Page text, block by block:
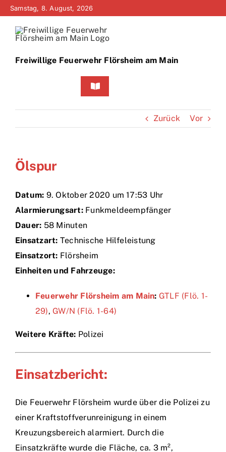
Zum
springen
Samstag, 8. August, 2026
Freiwillige Feuerwehr Flörsheim am Main
Toggle
Home
Bürgerinfo
Über uns
Technik
Zurück Vor
Ölspur
Datum: 9. Oktober 2020 um 17:53 Uhr
Alarmierungsart:Funkmeldeempfänger
Dauer: 58 Minuten
Einsatzart: Technische Hilfeleistung
Einsatzort: Flörsheim
Einheiten und Fahrzeuge:
Feuerwehr Flörsheim am Main: GTLF (Flö. 1-
29), GW/N (Flö. 1-64)
Weitere Kräfte: Polizei
Einsatzbericht:
Die Feuerwehr Flörsheim wurde über die Polizei zu
einer Kraftstoffverunreinigung in einem
Kreuzungsbereich alarmiert. Durch die
Einsatzkräfte wurde die Fläche, ca. 3 m²,